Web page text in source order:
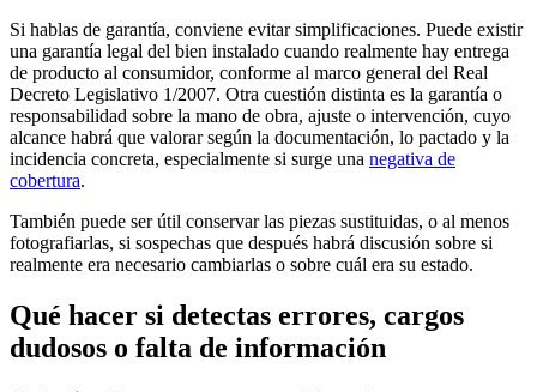
Si hablas de garantía, conviene evitar simplificaciones. Puede existir
una garantía legal del bien instalado cuando realmente hay entrega
de producto al consumidor, conforme al marco general del Real
Decreto Legislativo 1/2007. Otra cuestión distinta es la garantía o
responsabilidad sobre la mano de obra, ajuste o intervención, cuyo
alcance habrá que valorar según la documentación, lo pactado y la
incidencia concreta, especialmente si surge una negativa de
cobertura.
También puede ser útil conservar las piezas sustituidas, o al menos
fotografiarlas, si sospechas que después habrá discusión sobre si
realmente era necesario cambiarlas o sobre cuál era su estado.
Qué hacer si detectas errores, cargos
dudosos o falta de información